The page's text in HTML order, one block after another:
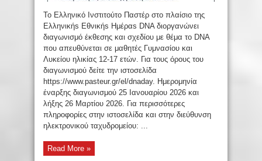
To Ελληνικό Ινστιτούτο Παστέρ στο πλαίσιο της
Ελληνικήs Εθνικήs Ημέραs DNA διοργανώνει
διαγωνισμό έκθεσης και σχεδίου με θέμα το DNA
που απευθύνεται σε μαθητές Γυμνασίου και
Λυκείου ηλικίας 12-17 ετών. Για τους όρους του
διαγωνισμού δείτε την ιστοσελίδα
https://www.pasteur.gr/el/dnaday. Ημερομηνία
έναρξης διαγωνισμού 25 Iανουαρίου 2026 και
λήξης 26 Μαρτίου 2026. Για περισσότερες
πληροφορίες στην ιστοσελίδα και στην διεύθυνση
ηλεκτρονικού ταχυδρομείου: ...
Read More »